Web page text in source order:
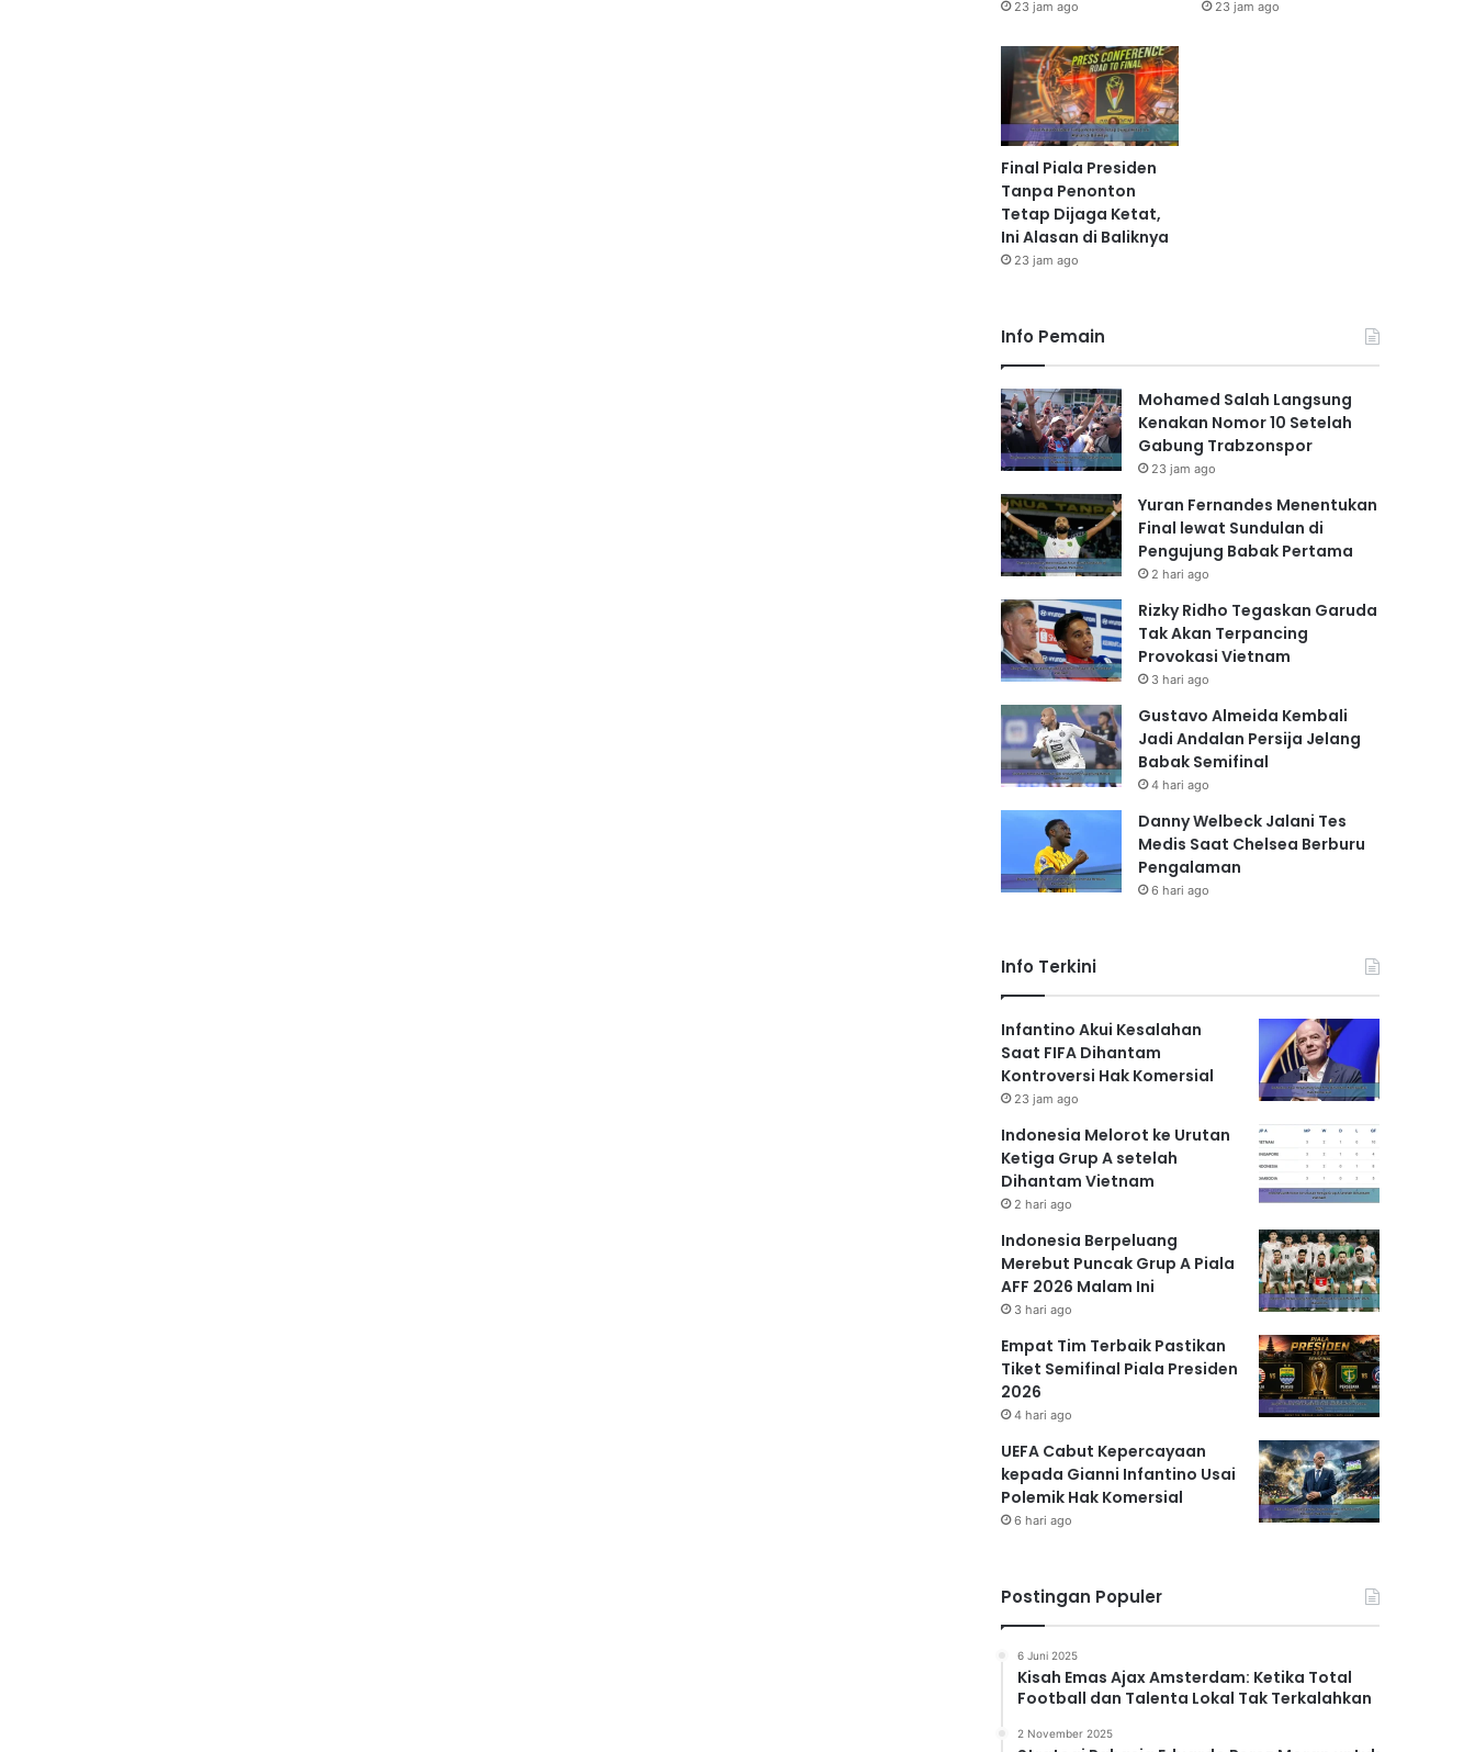
23 jam ago 23 jam ago
Final Piala Presiden
Tanpa Penonton
Tetap Dijaga Ketat,
Ini Alasan di Baliknya
23 jam ago
Info Pemain
Mohamed Salah Langsung
Kenakan Nomor 10 Setelah
Gabung Trabzonspor
23 jam ago
Yuran Fernandes Menentukan
Final lewat Sundulan di
Pengujung Babak Pertama
2 hari ago
Rizky Ridho Tegaskan Garuda
Tak Akan Terpancing
Provokasi Vietnam
3 hari ago
Gustavo Almeida Kembali
Jadi Andalan Persija Jelang
Babak Semifinal
4 hari ago
Danny Welbeck Jalani Tes
Medis Saat Chelsea Berburu
Pengalaman
6 hari ago
Info Terkini
Infantino Akui Kesalahan
Saat FIFA Dihantam
Kontroversi Hak Komersial
23 jam ago
Indonesia Melorot ke Urutan
Ketiga Grup A setelah
Dihantam Vietnam
2 hari ago
Indonesia Berpeluang
Merebut Puncak Grup A Piala
AFF 2026 Malam Ini
3 hari ago
Empat Tim Terbaik Pastikan
Tiket Semifinal Piala Presiden
2026
4 hari ago
UEFA Cabut Kepercayaan
kepada Gianni Infantino Usai
Polemik Hak Komersial
6 hari ago
Postingan Populer
6 Juni 2025
Kisah Emas Ajax Amsterdam: Ketika Total
Football dan Talenta Lokal Tak Terkalahkan
2 November 2025